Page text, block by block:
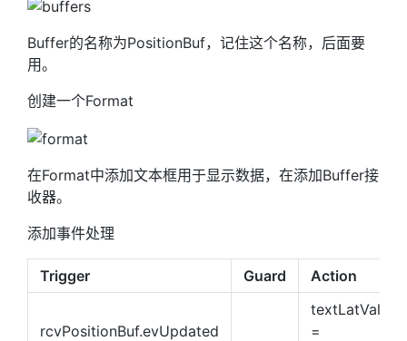
Buffer的名称为PositionBuf，记住这个名称，后面要
用。
创建一个Format
在Format中添加文本框用于显示数据，在添加Buffer接
收器。
添加事件处理
Trigger Guard Action
rcvPositionBuf.evUpdated
=